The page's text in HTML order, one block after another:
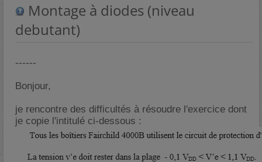
Montage à diodes (niveau
debutant)
------
Bonjour,
je rencontre des difficultés à résoudre l'exercice dont
je copie l'intitulé ci-dessous :